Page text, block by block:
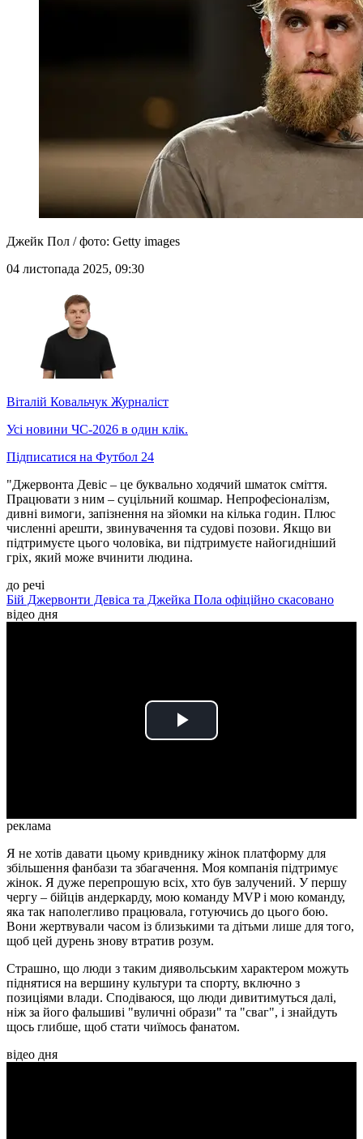
Джейк Пол / фото: Getty images
04 листопада 2025, 09:30
Віталій Ковальчук Журналіст
Усі новини ЧС-2026 в один клік.
Підписатися на Футбол 24
"Джервонта Девіс – це буквально ходячий шматок сміття.
Працювати з ним – суцільний кошмар. Непрофесіоналізм,
дивні вимоги, запізнення на зйомки на кілька годин. Плюс
численні арешти, звинувачення та судові позови. Якщо ви
підтримуєте цього чоловіка, ви підтримуєте найогидніший
гріх, який може вчинити людина.
до речі
Бій Джервонти Девіса та Джейка Пола офіційно скасовано
відео дня
Play
реклама
Я не хотів давати цьому кривднику жінок платформу для
збільшення фанбази та збагачення. Моя компанія підтримує
жінок. Я дуже перепрошую всіх, хто був залучений. У першу
чергу – бійців андеркарду, мою команду MVP і мою команду,
яка так наполегливо працювала, готуючись до цього бою.
Вони жертвували часом із близькими та дітьми лише для того,
щоб цей дурень знову втратив розум.
Страшно, що люди з таким диявольським характером можуть
піднятися на вершину культури та спорту, включно з
позиціями влади. Сподіваюся, що люди дивитимуться далі,
ніж за його фальшиві "вуличні образи" та "сваг", і знайдуть
щось глибше, щоб стати чиїмось фанатом.
відео дня